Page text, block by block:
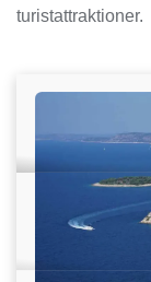
turistattraktioner.